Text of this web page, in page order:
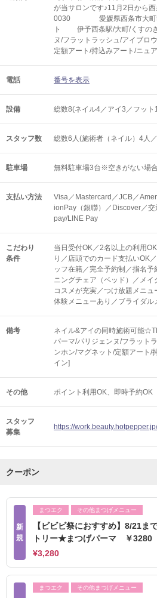
が当サロンです♪11月2日から
0030 愛媛県西条市大町
ト 伊予西条駅/大町/くすのき
ヌ/フラットラッシュ/アイブロ
定額アート/持込みアート/ニュ
電話 番号を表示
設備 総数8(ネイル4／アイ3／フット
スタッフ数 総数6人(施術者（ネイル）4人
駐車場 無料駐車場3台※空きがない場
支払い方法
Visa／Mastercard／JCB／
ionPay（銀聯）／Discover／
pay/LINE Pay
こだわり
条件
当日受付OK／2名以上の利用
り／店頭でのカード支払いOK
ッフ在籍／完全予約制／指名
ニングチェア（ベッド）／メ
コスメが充実／つけ放題メニ
体験メニューあり／ブライダ
備考
ネイル&アイの同時施術可能
パーマ/パリジェンヌ/フラット
ンホン/マグネット/定額アート/
イン]
その他 ポイント利用OK 即時予約OK
スタッフ
募集
https://
クーポン
新
規
まつエク その他まつげメニュー
【ビビビ祭におすすめ】8/21ま
トリー★まつげパーマ ￥3280
¥3,280
まつエク その他まつげメニュー